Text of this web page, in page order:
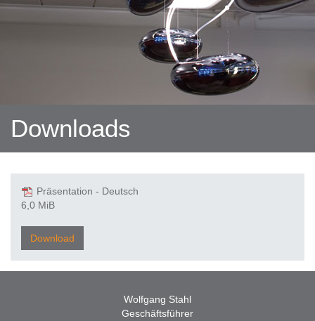
Downloads
Präsentation - Deutsch
6,0 MiB
Download
Wolfgang Stahl
Geschäftsführer